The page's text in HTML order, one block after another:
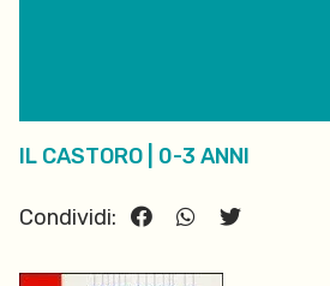
IL CASTORO 0-3 ANNI
Condividi: